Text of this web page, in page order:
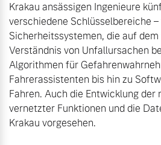
Krakau ansässigen Ingenieure
verschiedene Schlüsselbereiche –
Sicherheitssystemen, die auf
Verständnis von Unfallursachen
Algorithmen für
Fahrerassistenten bis hin zu
Fahren. Auch die Entwicklung der
vernetzter Funktionen und die
Krakau vorgesehen.